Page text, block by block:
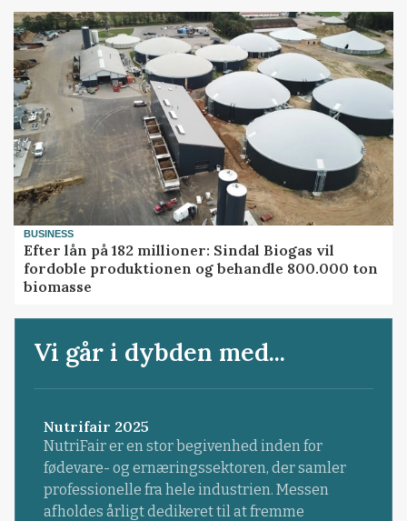
BUSINESS
Efter lån på 182 millioner: Sindal Biogas vil
fordoble produktionen og behandle 800.000 ton
biomasse
Vi går i dybden med...
Nutrifair 2025
NutriFair er en stor begivenhed inden for
fødevare- og ernæringssektoren, der samler
professionelle fra hele industrien. Messen
afholdes årligt dedikeret til at fremme